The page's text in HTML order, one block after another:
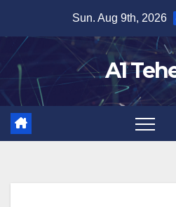
content
Sun. Aug 9th, 2026
A1